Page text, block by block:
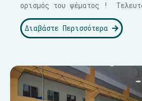
ορισμός του ψέματος !
Διαβάστε Περισσότερα